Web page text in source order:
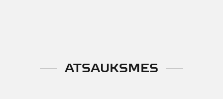
ATSAUKSMES